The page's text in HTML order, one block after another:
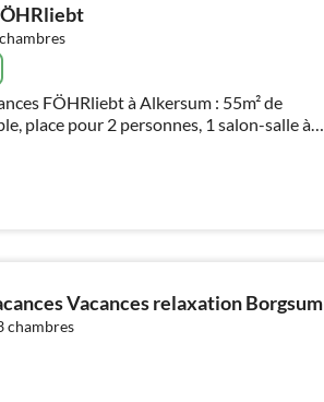
chambres
FÖHRliebt à Alkersum : 55m² de
place pour 2 personnes, 1 salon-salle à
entièrement équipée, 1 chambre à
Vacances relaxation Borgsum
chambres